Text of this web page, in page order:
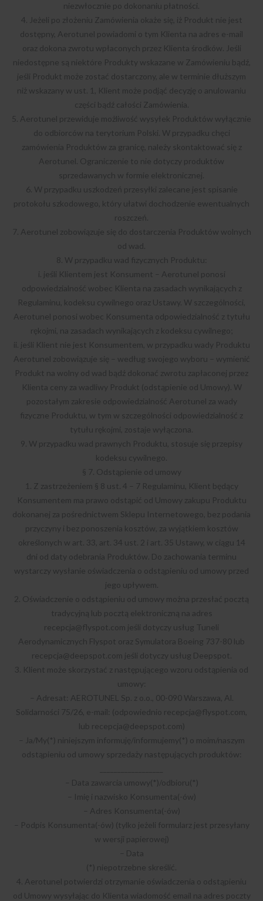
niezwłocznie po dokonaniu płatności.
4. Jeżeli po złożeniu Zamówienia okaże się, iż Produkt nie jest
dostępny, Aerotunel powiadomi o tym Klienta na adres e-mail
oraz dokona zwrotu wpłaconych przez Klienta środków. Jeśli
niedostępne są niektóre Produkty wskazane w Zamówieniu bądź,
jeśli Produkt może zostać dostarczony, ale w terminie dłuższym
niż wskazany w ust. 1, Klient może podjąć decyzję o anulowaniu
części bądź całości Zamówienia.
5. Aerotunel przewiduje możliwość wysyłek Produktów wyłącznie
do odbiorców na terytorium Polski. W przypadku chęci
zamówienia Produktów za granicę, należy skontaktować się z
Aerotunel. Ograniczenie to nie dotyczy produktów
sprzedawanych w formie elektronicznej.
6. W przypadku uszkodzeń przesyłki zalecane jest spisanie
protokołu szkodowego, który ułatwi dochodzenie ewentualnych
roszczeń.
7. Aerotunel zobowiązuje się do dostarczenia Produktów wolnych
od wad.
8. W przypadku wad fizycznych Produktu:
i. jeśli Klientem jest Konsument – Aerotunel ponosi
odpowiedzialność wobec Klienta na zasadach wynikających z
Regulaminu, kodeksu cywilnego oraz Ustawy. W szczególności,
Aerotunel ponosi wobec Konsumenta odpowiedzialność z tytułu
rękojmi, na zasadach wynikających z kodeksu cywilnego;
ii. jeśli Klient nie jest Konsumentem, w przypadku wady Produktu
Aerotunel zobowiązuje się – według swojego wyboru – wymienić
Produkt na wolny od wad bądź dokonać zwrotu zapłaconej przez
Klienta ceny za wadliwy Produkt (odstąpienie od Umowy). W
pozostałym zakresie odpowiedzialność Aerotunel za wady
fizyczne Produktu, w tym w szczególności odpowiedzialność z
tytułu rękojmi, zostaje wyłączona.
9. W przypadku wad prawnych Produktu, stosuje się przepisy
kodeksu cywilnego.
§ 7. Odstąpienie od umowy
1. Z zastrzeżeniem § 8 ust. 4 – 7 Regulaminu, Klient będący
Konsumentem ma prawo odstąpić od Umowy zakupu Produktu
dokonanej za pośrednictwem Sklepu Internetowego, bez podania
przyczyny i bez ponoszenia kosztów, za wyjątkiem kosztów
określonych w art. 33, art. 34 ust. 2 i art. 35 Ustawy, w ciągu 14
dni od daty odebrania Produktów. Do zachowania terminu
wystarczy wysłanie oświadczenia o odstąpieniu od umowy przed
jego upływem.
2. Oświadczenie o odstąpieniu od umowy można przesłać pocztą
tradycyjną lub pocztą elektroniczną na adres
recepcja@flyspot.com jeśli dotyczy usług Tuneli
Aerodynamicznych Flyspot oraz Symulatora Boeing 737-80 lub
recepcja@deepspot.com jeśli dotyczy usług Deepspot.
3. Klient może skorzystać z następującego wzoru odstąpienia od
umowy:
– Adresat: AEROTUNEL Sp. z o.o., 00-090 Warszawa, Al.
Solidarności 75/26, e-mail: (odpowiednio recepcja@flyspot.com
lub recepcja@deepspot.com)
– Ja/My(*) niniejszym informuję/informujemy(*) o moim/naszym
odstąpieniu od umowy sprzedaży następujących produktów:
– Data zawarcia umowy(*)/odbioru(*)
– Imię i nazwisko Konsumenta(-ów)
– Adres Konsumenta(-ów)
– Podpis Konsumenta(-ów) (tylko jeżeli formularz jest przesyłany
w wersji papierowej)
– Data
(*) niepotrzebne skreślić.
4. Aerotunel potwierdzi otrzymanie oświadczenia o odstąpieniu
od Umowy wysyłając do Klienta wiadomość email na adres poczty